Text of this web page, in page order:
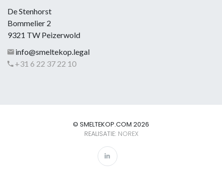
De Stenhorst
Bommelier 2
9321 TW Peizerwold
info@smeltekop.legal
+31 6 22 37 22 10
© SMELTEKOP.COM 2026
REALISATIE: NOREX